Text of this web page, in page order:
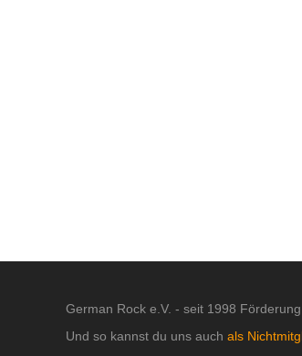
German Rock e.V. - seit 1998
Und so kannst du uns auch als